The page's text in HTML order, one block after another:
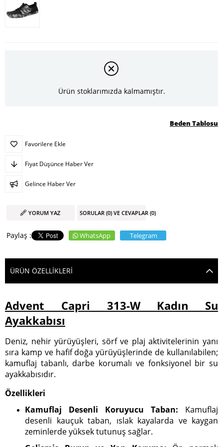
Ürün stoklarımızda kalmamıştır.
Beden Tablosu
Favorilere Ekle
Fiyat Düşünce Haber Ver
Gelince Haber Ver
YORUM YAZ SORULAR (0) VE CEVAPLAR (0)
WhatsApp Telegram
ÜRÜN ÖZELLIKLERI
Advent Capri 313-W Kadın Su
Ayakkabısı
Deniz, nehir yürüyüşleri, sörf ve plaj aktivitelerinin yanı
sıra kamp ve hafif doğa yürüyüşlerinde de kullanılabilen;
kamuflaj tabanlı, darbe korumalı ve fonksiyonel bir su
ayakkabısıdır.
Özellikleri
Kamuflaj Desenli Koruyucu Taban: Kamuflaj
desenli kauçuk taban, ıslak kayalarda ve kaygan
zeminlerde yüksek tutunuş sağlar.